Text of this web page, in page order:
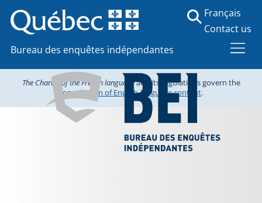
Bureau des enquêtes indépendantes
Français
Contact us
The Charter of the French languageand its regulations govern the
consultation of English-language content.